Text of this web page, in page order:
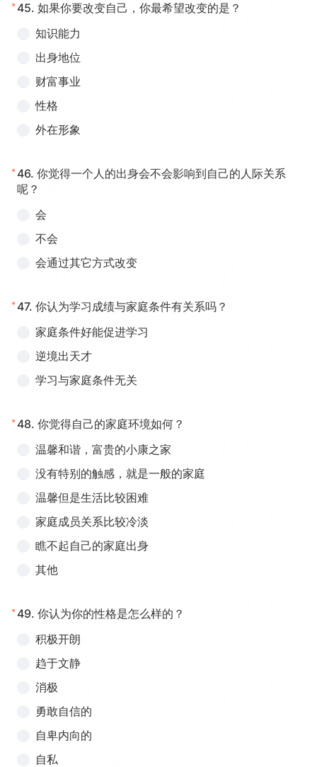
* 45. 如果你要改变自己，你最希望改变的是？
知识能力
出身地位
财富事业
性格
外在形象
* 46. 你觉得一个人的出身会不会影响到自己的人际关系
呢？
会
不会
会通过其它方式改变
* 47. 你认为学习成绩与家庭条件有关系吗？
家庭条件好能促进学习
逆境出天才
学习与家庭条件无关
* 48. 你觉得自己的家庭环境如何？
温馨和谐，富贵的小康之家
没有特别的触感，就是一般的家庭
温馨但是生活比较困难
家庭成员关系比较冷淡
瞧不起自己的家庭出身
其他
* 49. 你认为你的性格是怎么样的？
积极开朗
趋于文静
消极
勇敢自信的
自卑内向的
自私